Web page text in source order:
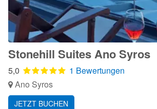
Stonehill Suites Ano Syros
5,0
1 Bewertungen
Ano Syros
JETZT BUCHEN